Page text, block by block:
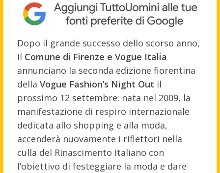
Dopo il grande successo dello scorso anno,
il Comune di Firenze e Vogue Italia
annunciano la seconda edizione fiorentina
della Vogue Fashion’s Night Out il
prossimo 12 settembre: nata nel 2009, la
manifestazione di respiro internazionale
dedicata allo shopping e alla moda,
accenderà nuovamente i riflettori nella
culla del Rinascimento Italiano con
l’obiettivo di festeggiare la moda e dare